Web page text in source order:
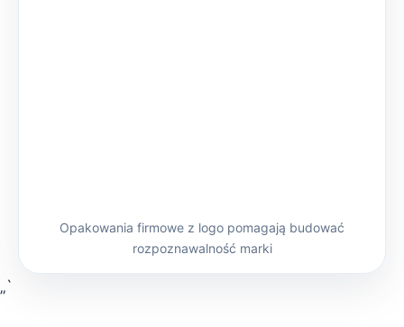
Opakowania firmowe z logo pomagają budować
rozpoznawalność marki
„`